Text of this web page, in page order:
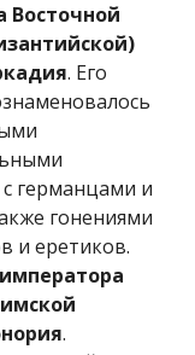
Восточной
. Его
германцами и
гонениями
и еретиков.
.